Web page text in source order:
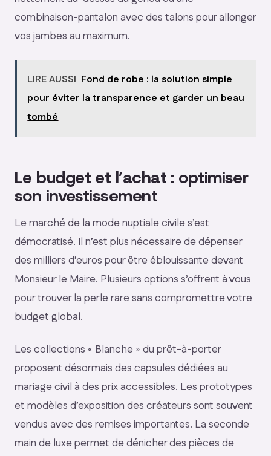
combinaison-pantalon avec des talons pour allonger
vos jambes au maximum.
LIRE AUSSI Fond de robe : la solution simple
pour éviter la transparence et garder un beau
tombé
Le budget et l’achat : optimiser
son investissement
Le marché de la mode nuptiale civile s’est
démocratisé. Il n’est plus nécessaire de dépenser
des milliers d’euros pour être éblouissante devant
Monsieur le Maire. Plusieurs options s’offrent à vous
pour trouver la perle rare sans compromettre votre
budget global.
Les collections « Blanche » du prêt-à-porter
proposent désormais des capsules dédiées au
mariage civil à des prix accessibles. Les prototypes
et modèles d’exposition des créateurs sont souvent
vendus avec des remises importantes. La seconde
main de luxe permet de dénicher des pièces de